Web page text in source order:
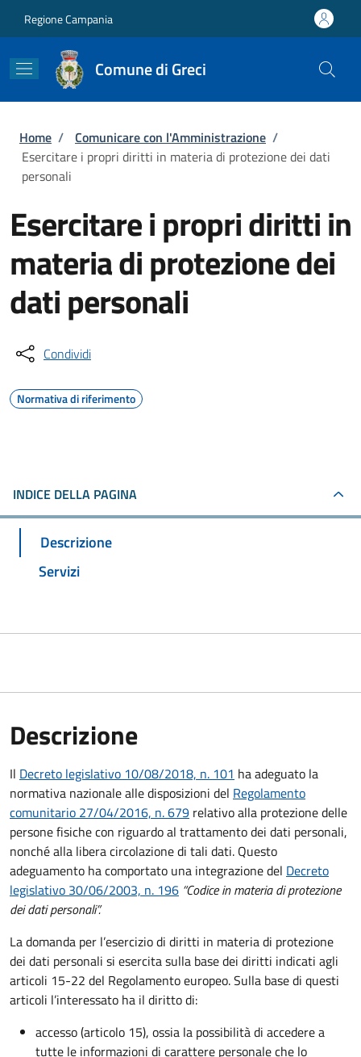
Regione Campania
Comune di Greci
Briciole di pane
Home / Comunicare con l'Amministrazione /
Esercitare i propri diritti in materia di protezione dei dati
personali
Esercitare i propri diritti in
materia di protezione dei
dati personali
Condividi
Normativa di riferimento
INDICE DELLA PAGINA
Descrizione
Servizi
Descrizione
Il Decreto legislativo 10/08/2018, n. 101 ha adeguato la
normativa nazionale alle disposizioni del Regolamento
comunitario 27/04/2016, n. 679 relativo alla protezione delle
persone fisiche con riguardo al trattamento dei dati personali,
nonché alla libera circolazione di tali dati. Questo
adeguamento ha comportato una integrazione del Decreto
legislativo 30/06/2003, n. 196 “Codice in materia di protezione
dei dati personali”.
La domanda per l’esercizio di diritti in materia di protezione
dei dati personali si esercita sulla base dei diritti indicati agli
articoli 15-22 del Regolamento europeo. Sulla base di questi
articoli l’interessato ha il diritto di:
accesso (articolo 15), ossia la possibilità di accedere a
tutte le informazioni di carattere personale che lo